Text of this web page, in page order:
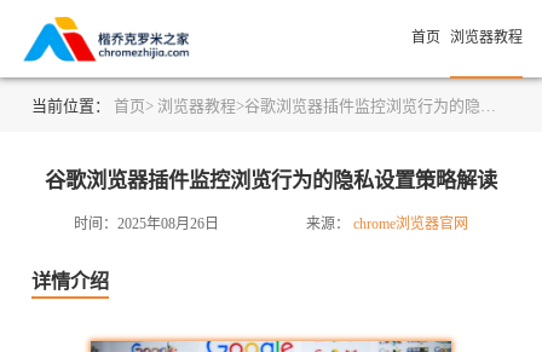
首页 浏览器教程
当前位置： 首页> 浏览器教程>谷歌浏览器插件监控浏览行为的隐私设置策略解读
谷歌浏览器插件监控浏览行为的隐私设置策略解读
时间：2025年08月26日 来源： chrome浏览器官网
详情介绍